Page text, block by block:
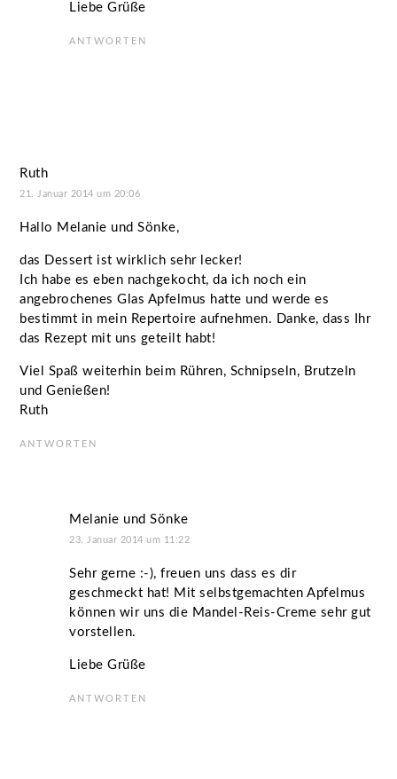
Liebe Grüße
ANTWORTEN
Ruth
21. Januar 2014 um 20:06
Hallo Melanie und Sönke,
das Dessert ist wirklich sehr lecker!
Ich habe es eben nachgekocht, da ich noch ein
angebrochenes Glas Apfelmus hatte und werde es
bestimmt in mein Repertoire aufnehmen. Danke, dass Ihr
das Rezept mit uns geteilt habt!
Viel Spaß weiterhin beim Rühren, Schnipseln, Brutzeln
und Genießen!
Ruth
ANTWORTEN
Melanie und Sönke
23. Januar 2014 um 11:22
Sehr gerne :-), freuen uns dass es dir
geschmeckt hat! Mit selbstgemachten Apfelmus
können wir uns die Mandel-Reis-Creme sehr gut
vorstellen.
Liebe Grüße
ANTWORTEN